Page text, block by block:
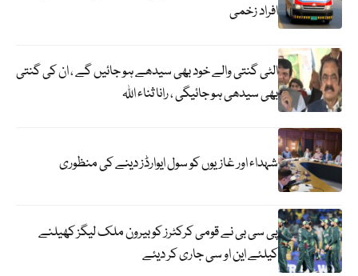
افراد زخمی
الٹی گنتی والے خود بھی سیدھے ہو جائیں گے ، ان کی گنتی
بھی سیدھی ہو جائیگی ، رانا ثناء اللہ
شہداء اور غازیوں کو سول ایوارڈز دینے کی منظوری
پی سی بی نے قومی کرکٹرز کو بیرون ملک لیگز کھیلنے
کیلئے این او سی جاری کر دیئے